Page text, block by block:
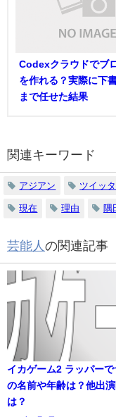
Codexクラウドでブ
を作れる？実際に下
まで任せた結果
関連キーワード
アジアン ツイッ
現在 理由 隅
芸能人 の関連記事
イカゲーム2 ラッパー
の名前や年齢は？他出
は？